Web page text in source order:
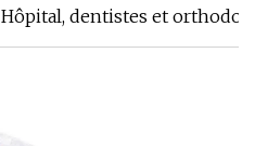
Hôpital, dentistes et